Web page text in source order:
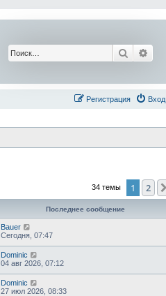
Поиск
Вход
Регистрация
34 темы 1 2
Последнее сообщение
Bauer
Сегодня, 07:47
Dominic
04 авг 2026, 07:12
Dominic
27 июл 2026, 08:33